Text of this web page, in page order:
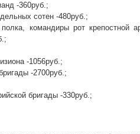
-360руб.;
сотен -480руб.;
командиры рот крепостной
-1056руб.;
-2700руб.;
бригады -330руб.;